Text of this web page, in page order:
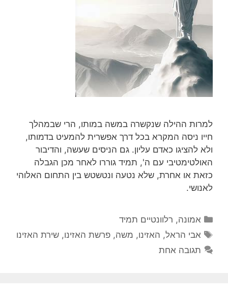
למרות ההילה שנקשרה במשה במותו, הרי שבמהלך
חייו ניסה המקרא בכל דרך אפשרית להמעיט בדמותו,
ולא להציגו כאדם עליון. גם הניסים שעשה, והדיבור
האולטימטיבי עם ה', תמיד גוררו לאחר מכן הגבלה
כזאת או אחרת, שלא נטעה ונטשטש בין התחום האלוהי
לאנושי.
קטגוריות
אמונה, רלוונטיים תמיד
תגיות
אבי הראל, האזינו, משה,פרשת האזינו,שירת האזינו
תגובה אחת